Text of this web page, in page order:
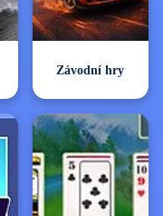
Závodní hry